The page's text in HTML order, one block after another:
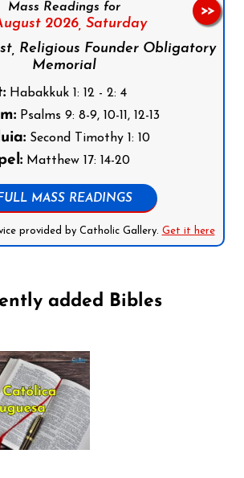
Mass Readings for
2026, Saturday
Religious Founder Obligatory
Memorial
Habakkuk 1: 12 - 2: 4
Psalms 9: 8-9, 10-11, 12-13
Second Timothy 1: 10
Matthew 17: 14-20
MASS READINGS
provided by Catholic Gallery. Get it here
>>
added Bibles